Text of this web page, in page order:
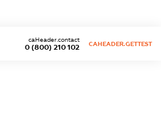
0 (800) 210 102
caHeader.contact
CAHEADER.GETTEST